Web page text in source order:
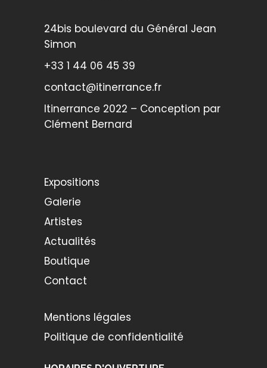
24bis boulevard du Général Jean
Simon
+33 1 44 06 45 39
contact@itinerrance.fr
Itinerrance 2022 – Conception par
Clément Bernard
Expositions
Galerie
Artistes
Actualités
Boutique
Contact
Mentions légales
Politique de confidentialité